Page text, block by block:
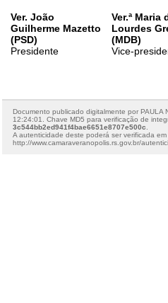
Ver. João
Guilherme Mazetto
(PSD)
Presidente
Ver.ª Maria
Lourdes
(MDB)
Vice-
Documento publicado digitalmente por PAULA
12:24:01. Chave MD5 para verificação de
3c544bb2ed941f4bae6651e8707e500c
A autenticidade deste poderá ser verificada em
http://www.camaraveranopolis.rs.gov.br/